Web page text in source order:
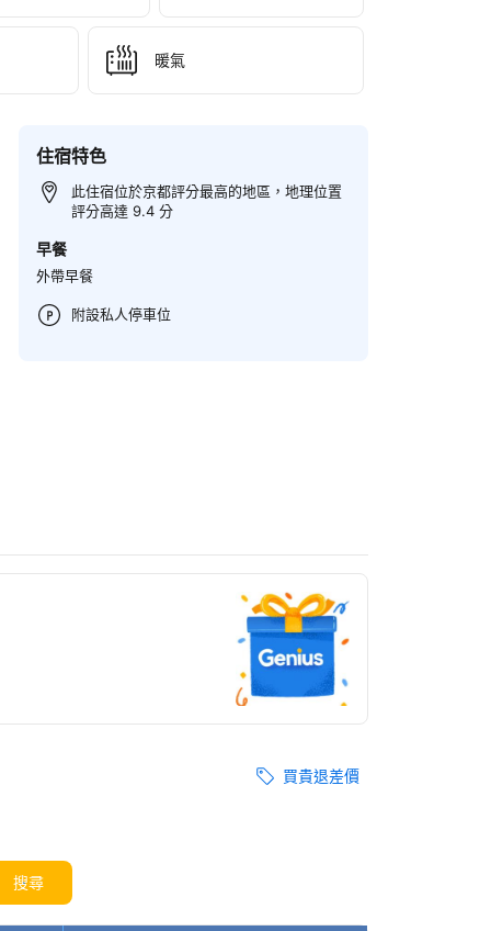
暖氣
住宿特色
此住宿位於京都評分最高的地區，地理位置
評分高達 9.4 分
早餐
外帶早餐
附設私人停車位
買貴退差價
搜尋